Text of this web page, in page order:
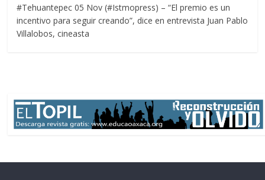
#Tehuantepec 05 Nov (#Istmopress) – “El premio es un
incentivo para seguir creando”, dice en entrevista Juan Pablo
Villalobos, cineasta